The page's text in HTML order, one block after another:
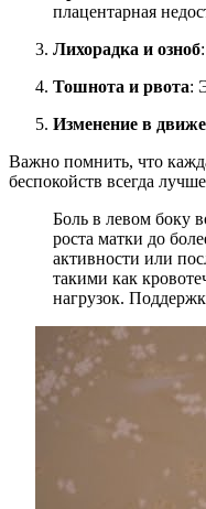
плацентарная
Лихорадка и озноб
Тошнота и рвота:
Изменение в
Важно помнить, что
беспокойств всегда
Боль в левом боку
роста матки до
активности или
такими как
нагрузок.